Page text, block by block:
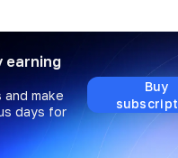
earning
make
days for
Buy